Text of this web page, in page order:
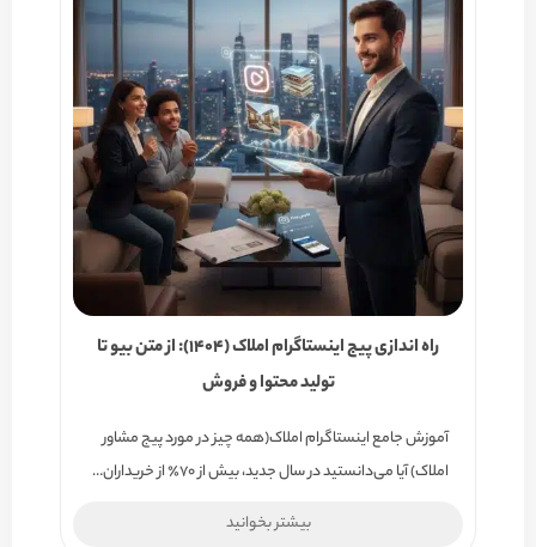
راه اندازی پیج اینستاگرام املاک (۱۴۰۴): از متن بیو تا
تولید محتوا و فروش
آموزش جامع اینستاگرام املاک(همه چیز در مورد پیج مشاور
املاک) آیا می‌دانستید در سال جدید، بیش از ۷۰٪ از خریداران…
بیشتر بخوانید